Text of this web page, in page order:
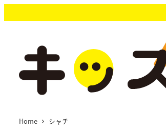
イ
Home シャチ